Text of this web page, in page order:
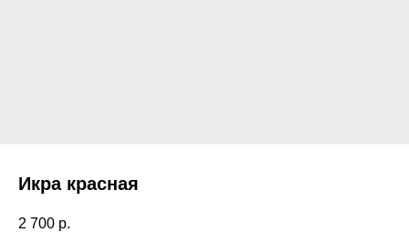
Икра красная
2 700 р.